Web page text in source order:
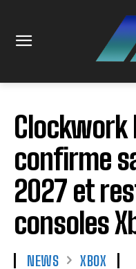
Clockwork
confirme
2027 et
consoles
NEWS XBOX